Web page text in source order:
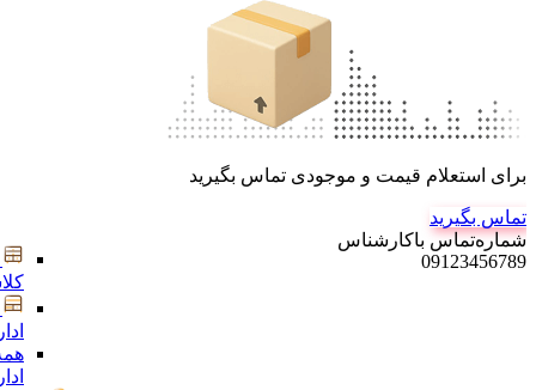
برای استعلام قیمت و موجودی تماس بگیرید
تماس بگیرید
شماره‌تماس‌ با‌کارشناس
09123456789